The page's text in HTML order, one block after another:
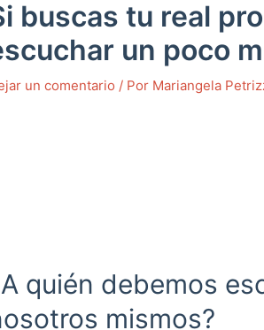
buscas tu real
un poco
un comentario / Por Mariangela
quién debemos
mismos?